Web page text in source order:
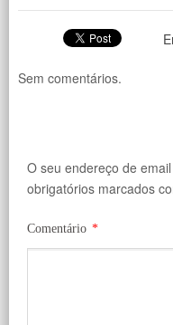
Sem comentários.
O seu endereço de
obrigatórios marcados
Comentário *